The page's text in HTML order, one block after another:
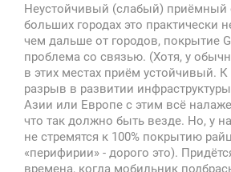
Неустойчивый (слабый) приёмный
больших городах это практически
чем дальше от городов, покрытие
проблема со связью. (Хотя, у
в этих местах приём устойчивый.
разрыв в развитии
Азии или Европе с этим всё
что так должно быть везде. Но, у
не стремятся к 100% покрытию
«перифирии» - дорого это).
времена, когда мобильник